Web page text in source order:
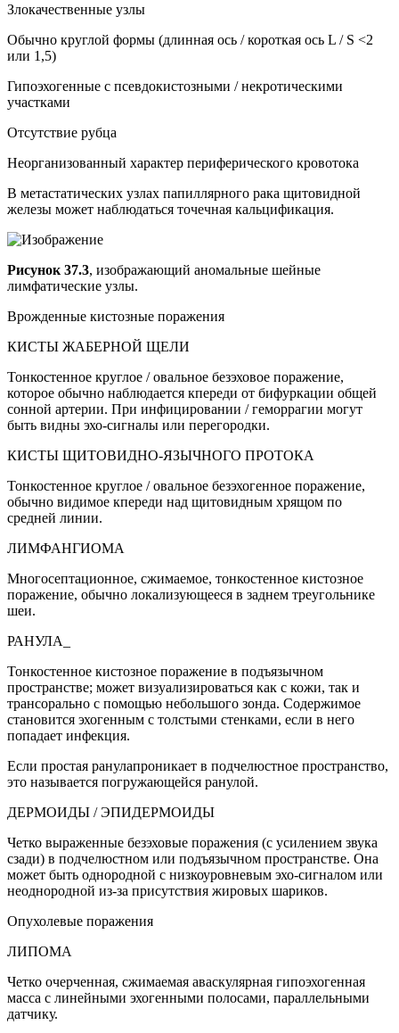
Злокачественные узлы
Обычно круглой формы (длинная ось / короткая ось L / S <2
или 1,5)
Гипоэхогенные с псевдокистозными / некротическими
участками
Отсутствие рубца
Неорганизованный характер периферического кровотока
В метастатических узлах папиллярного рака щитовидной
железы может наблюдаться точечная кальцификация.
Рисунок 37.3, изображающий аномальные шейные
лимфатические узлы.
Врожденные кистозные поражения
КИСТЫ ЖАБЕРНОЙ ЩЕЛИ
Тонкостенное круглое / овальное безэховое поражение,
которое обычно наблюдается кпереди от бифуркации общей
сонной артерии. При инфицировании / геморрагии могут
быть видны эхо-сигналы или перегородки.
КИСТЫ ЩИТОВИДНО-ЯЗЫЧНОГО ПРОТОКА
Тонкостенное круглое / овальное безэхогенное поражение,
обычно видимое кпереди над щитовидным хрящом по
средней линии.
ЛИМФАНГИОМА
Многосептационное, сжимаемое, тонкостенное кистозное
поражение, обычно локализующееся в заднем треугольнике
шеи.
РАНУЛА_
Тонкостенное кистозное поражение в подъязычном
пространстве; может визуализироваться как с кожи, так и
трансорально с помощью небольшого зонда. Содержимое
становится эхогенным с толстыми стенками, если в него
попадает инфекция.
Если простая ранулапроникает в подчелюстное пространство,
это называется погружающейся ранулой.
ДЕРМОИДЫ / ЭПИДЕРМОИДЫ
Четко выраженные безэховые поражения (с усилением звука
сзади) в подчелюстном или подъязычном пространстве. Она
может быть однородной с низкоуровневым эхо-сигналом или
неоднородной из-за присутствия жировых шариков.
Опухолевые поражения
ЛИПОМА
Четко очерченная, сжимаемая аваскулярная гипоэхогенная
масса с линейными эхогенными полосами, параллельными
датчику.